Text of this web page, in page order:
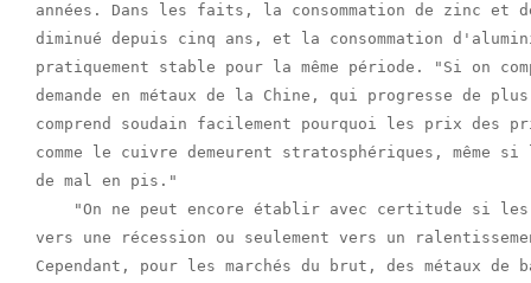
années. Dans les faits, la consommation de zinc et
diminué depuis cinq ans, et la consommation
pratiquement stable pour la même période. "Si on
demande en métaux de la Chine, qui progresse de
comprend soudain facilement pourquoi les prix des
comme le cuivre demeurent stratosphériques, même
de mal en pis."
"On ne peut encore établir avec certitude si
vers une récession ou seulement vers un
Cependant, pour les marchés du brut, des métaux de